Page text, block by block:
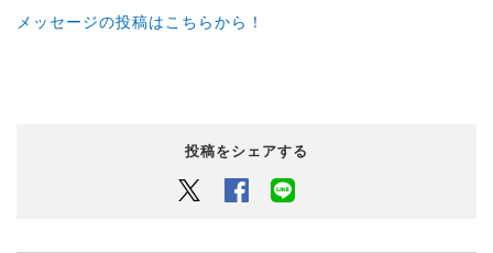
メッセージの投稿はこちらから！
投稿をシェアする
Twitter Facebook